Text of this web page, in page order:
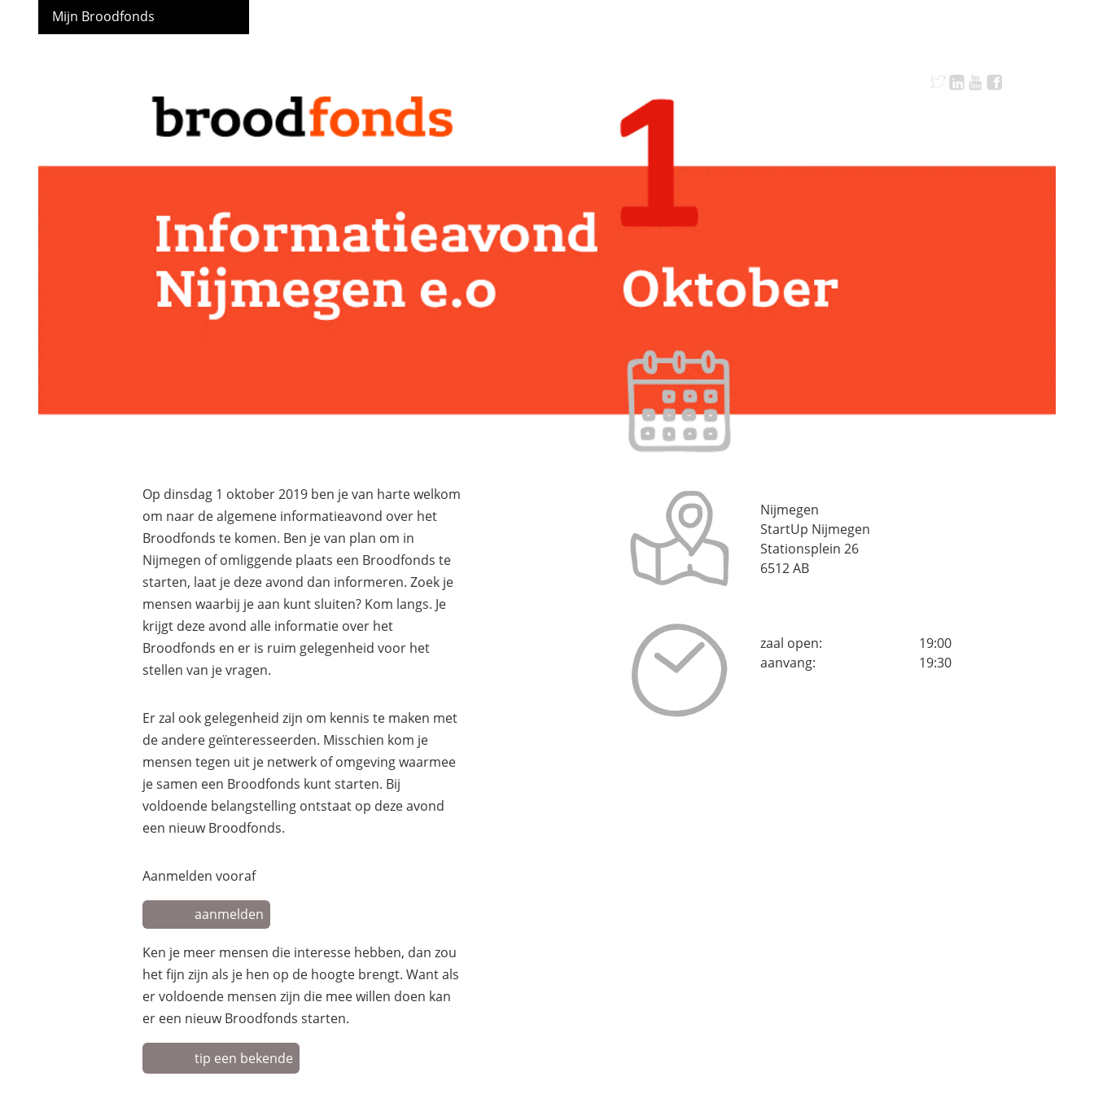
Mijn Broodfonds
Op dinsdag 1 oktober 2019 ben je van harte welkom
om naar de algemene informatieavond over het
Broodfonds te komen. Ben je van plan om in
Nijmegen of omliggende plaats een Broodfonds te
starten, laat je deze avond dan informeren. Zoek je
mensen waarbij je aan kunt sluiten? Kom langs. Je
krijgt deze avond alle informatie over het
Broodfonds en er is ruim gelegenheid voor het
stellen van je vragen.
Er zal ook gelegenheid zijn om kennis te maken met
de andere geïnteresseerden. Misschien kom je
mensen tegen uit je netwerk of omgeving waarmee
je samen een Broodfonds kunt starten. Bij
voldoende belangstelling ontstaat op deze avond
een nieuw Broodfonds.
Aanmelden vooraf
aanmelden
Ken je meer mensen die interesse hebben, dan zou
het fijn zijn als je hen op de hoogte brengt. Want als
er voldoende mensen zijn die mee willen doen kan
er een nieuw Broodfonds starten.
tip een bekende
Nijmegen
StartUp Nijmegen
Stationsplein 26
6512 AB
zaal open:
19:00
aanvang:
19:30